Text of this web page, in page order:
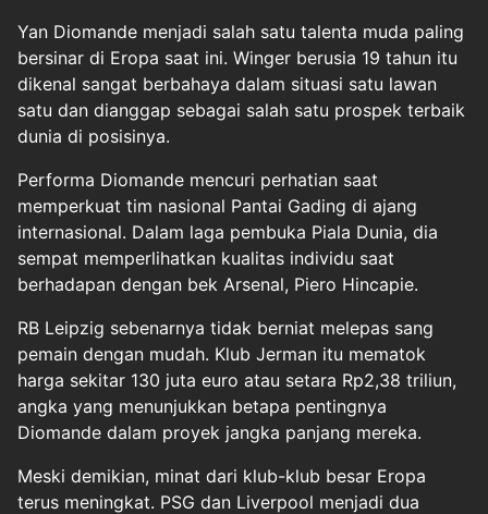
Yan Diomande menjadi salah satu talenta muda paling
bersinar di Eropa saat ini. Winger berusia 19 tahun itu
dikenal sangat berbahaya dalam situasi satu lawan
satu dan dianggap sebagai salah satu prospek terbaik
dunia di posisinya.
Performa Diomande mencuri perhatian saat
memperkuat tim nasional Pantai Gading di ajang
internasional. Dalam laga pembuka Piala Dunia, dia
sempat memperlihatkan kualitas individu saat
berhadapan dengan bek Arsenal, Piero Hincapie.
RB Leipzig sebenarnya tidak berniat melepas sang
pemain dengan mudah. Klub Jerman itu mematok
harga sekitar 130 juta euro atau setara Rp2,38 triliun,
angka yang menunjukkan betapa pentingnya
Diomande dalam proyek jangka panjang mereka.
Meski demikian, minat dari klub-klub besar Eropa
terus meningkat. PSG dan Liverpool menjadi dua